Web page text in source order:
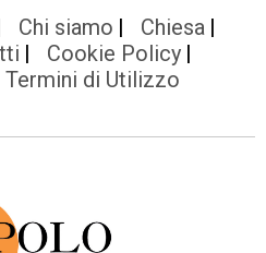
Chi siamo
Chiesa
Cookie Policy
Termini di Utilizzo